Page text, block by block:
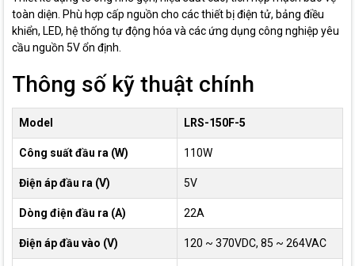
toàn diện. Phù hợp cấp nguồn cho các thiết bị điện tử, bảng điều
khiển, LED, hệ thống tự động hóa và các ứng dụng công nghiệp yêu
cầu nguồn 5V ổn định.
Thông số kỹ thuật chính
Model LRS-150F-5
Công suất đầu ra (W) 110W
Điện áp đầu ra (V) 5V
Dòng điện đầu ra (A) 22A
Điện áp đầu vào (V) 120 ~ 370VDC, 85 ~ 264VAC